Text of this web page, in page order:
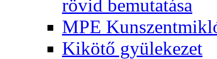
rövid bemutatása
MPE
Kikötő gyülekezet